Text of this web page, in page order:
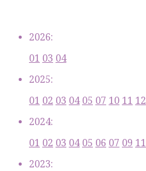
2026:
01 03 04
2025:
01 02 03 04 05 07 10 11 12
2024:
01 02 03 04 05 06 07 09 11
2023: